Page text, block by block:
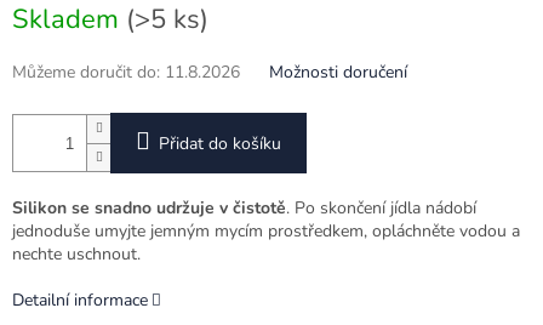
cena:
Skladem (>5 ks)
Můžeme doručit do: 11.8.2026 Možnosti doručení
Přidat do košíku
Silikon se snadno udržuje v čistotě. Po skončení jídla nádobí
jednoduše umyjte jemným mycím prostředkem, opláchněte vodou a
nechte uschnout.
Detailní informace